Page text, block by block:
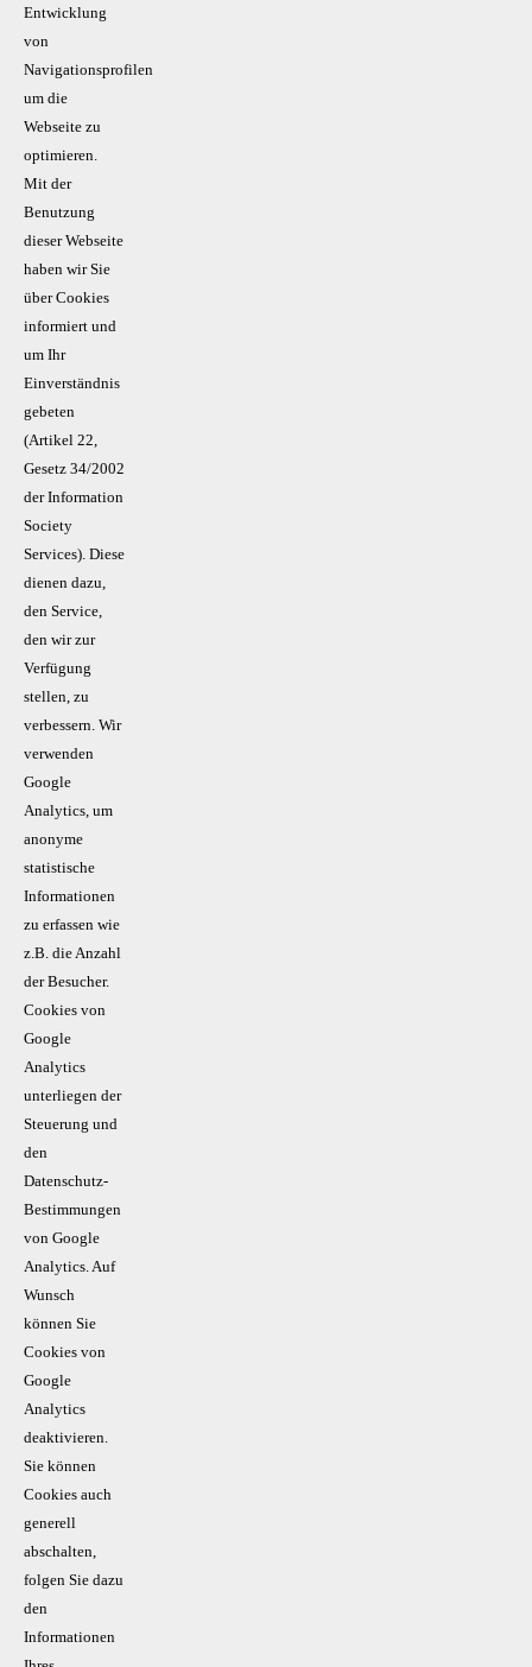
Entwicklung
von
Navigationsprofilen
um die
Webseite zu
optimieren.
Mit der
Benutzung
dieser Webseite
haben wir Sie
über Cookies
informiert und
um Ihr
Einverständnis
gebeten
(Artikel 22,
Gesetz 34/2002
der Information
Society
Services). Diese
dienen dazu,
den Service,
den wir zur
Verfügung
stellen, zu
verbessern. Wir
verwenden
Google
Analytics, um
anonyme
statistische
Informationen
zu erfassen wie
z.B. die Anzahl
der Besucher.
Cookies von
Google
Analytics
unterliegen der
Steuerung und
den
Datenschutz-
Bestimmungen
von Google
Analytics. Auf
Wunsch
können Sie
Cookies von
Google
Analytics
deaktivieren.
Sie können
Cookies auch
generell
abschalten,
folgen Sie dazu
den
Informationen